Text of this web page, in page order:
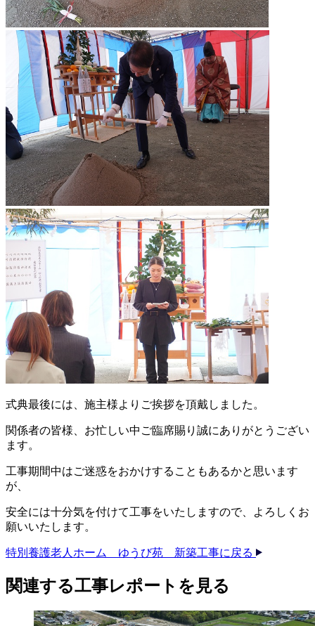
式典最後には、施主様よりご挨拶を頂戴しました。
関係者の皆様、お忙しい中ご臨席賜り誠にありがとうござい
ます。
工事期間中はご迷惑をおかけすることもあるかと思います
が、
安全には十分気を付けて工事をいたしますので、よろしくお
願いいたします。
特別養護老人ホーム ゆうび苑 新築工事に戻る
関連する​工事レポートを​見る​